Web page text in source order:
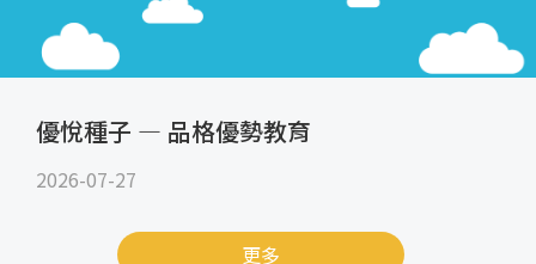
優悅種子 — 品格優勢教育
2026-07-27
更多